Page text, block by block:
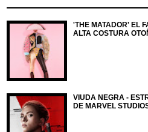
'THE MATADOR' EL
ALTA COSTURA
VIUDA NEGRA -
DE MARVEL